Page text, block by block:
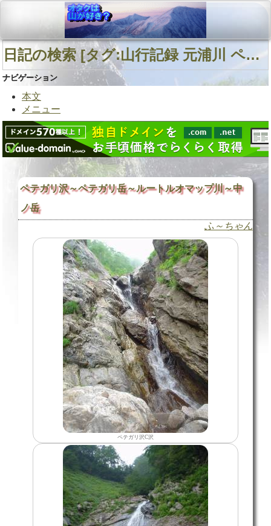
日記の検索 [タグ:山行記録 元浦川 ペテガリ沢 ルートルオマップ川支六ノ沢] 01～01(01件中)
ナビゲーション
本文
メニュー
ペテガリ沢～ペテガリ岳～ルートルオマップ川～中
ノ岳
ふ～ちゃん
ペテガリ沢C沢